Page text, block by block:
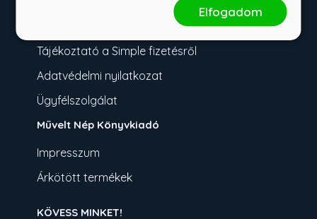
Tájékoztató a Simple fizetésről
Adatvédelmi nyilatkozat
Ügyfélszolgálat
Művelt Nép Könyvkiadó
Impresszum
Árkötött termékek
KÖVESS MINKET!
Elfogadom